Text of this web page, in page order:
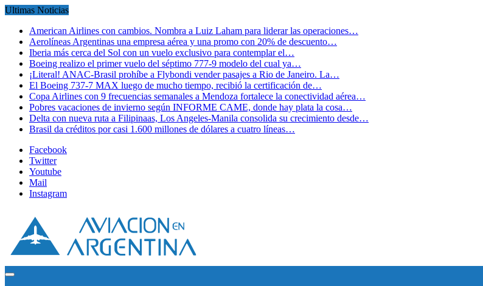
Ultimas Noticias
American Airlines con cambios. Nombra a Luiz Laham para liderar las operaciones…
Aerolíneas Argentinas una empresa aérea y una promo con 20% de descuento…
Iberia más cerca del Sol con un vuelo exclusivo para contemplar el…
Boeing realizo el primer vuelo del séptimo 777-9 modelo del cual ya…
¡Literal! ANAC-Brasil prohíbe a Flybondi vender pasajes a Rio de Janeiro. La…
El Boeing 737-7 MAX luego de mucho tiempo, recibió la certificación de…
Copa Airlines con 9 frecuencias semanales a Mendoza fortalece la conectividad aérea…
Pobres vacaciones de invierno según INFORME CAME, donde hay plata la cosa…
Delta con nueva ruta a Filipinaas, Los Angeles-Manila consolida su crecimiento desde…
Brasil da créditos por casi 1.600 millones de dólares a cuatro líneas…
Facebook
Twitter
Youtube
Mail
Instagram